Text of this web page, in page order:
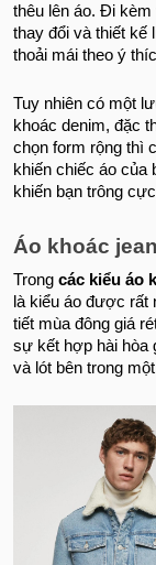
thêu lên áo. Đi
thay đổi và thiết kế
thoải mái theo ý
Tuy nhiên có một
khoác denim, đặc
chọn form rộng thì
khiến chiếc áo của
khiến bạn trông
Áo khoác
Trong các kiểu áo
là kiểu áo được rất
tiết mùa đông giá
sự kết hợp hài hòa
và lót bên trong